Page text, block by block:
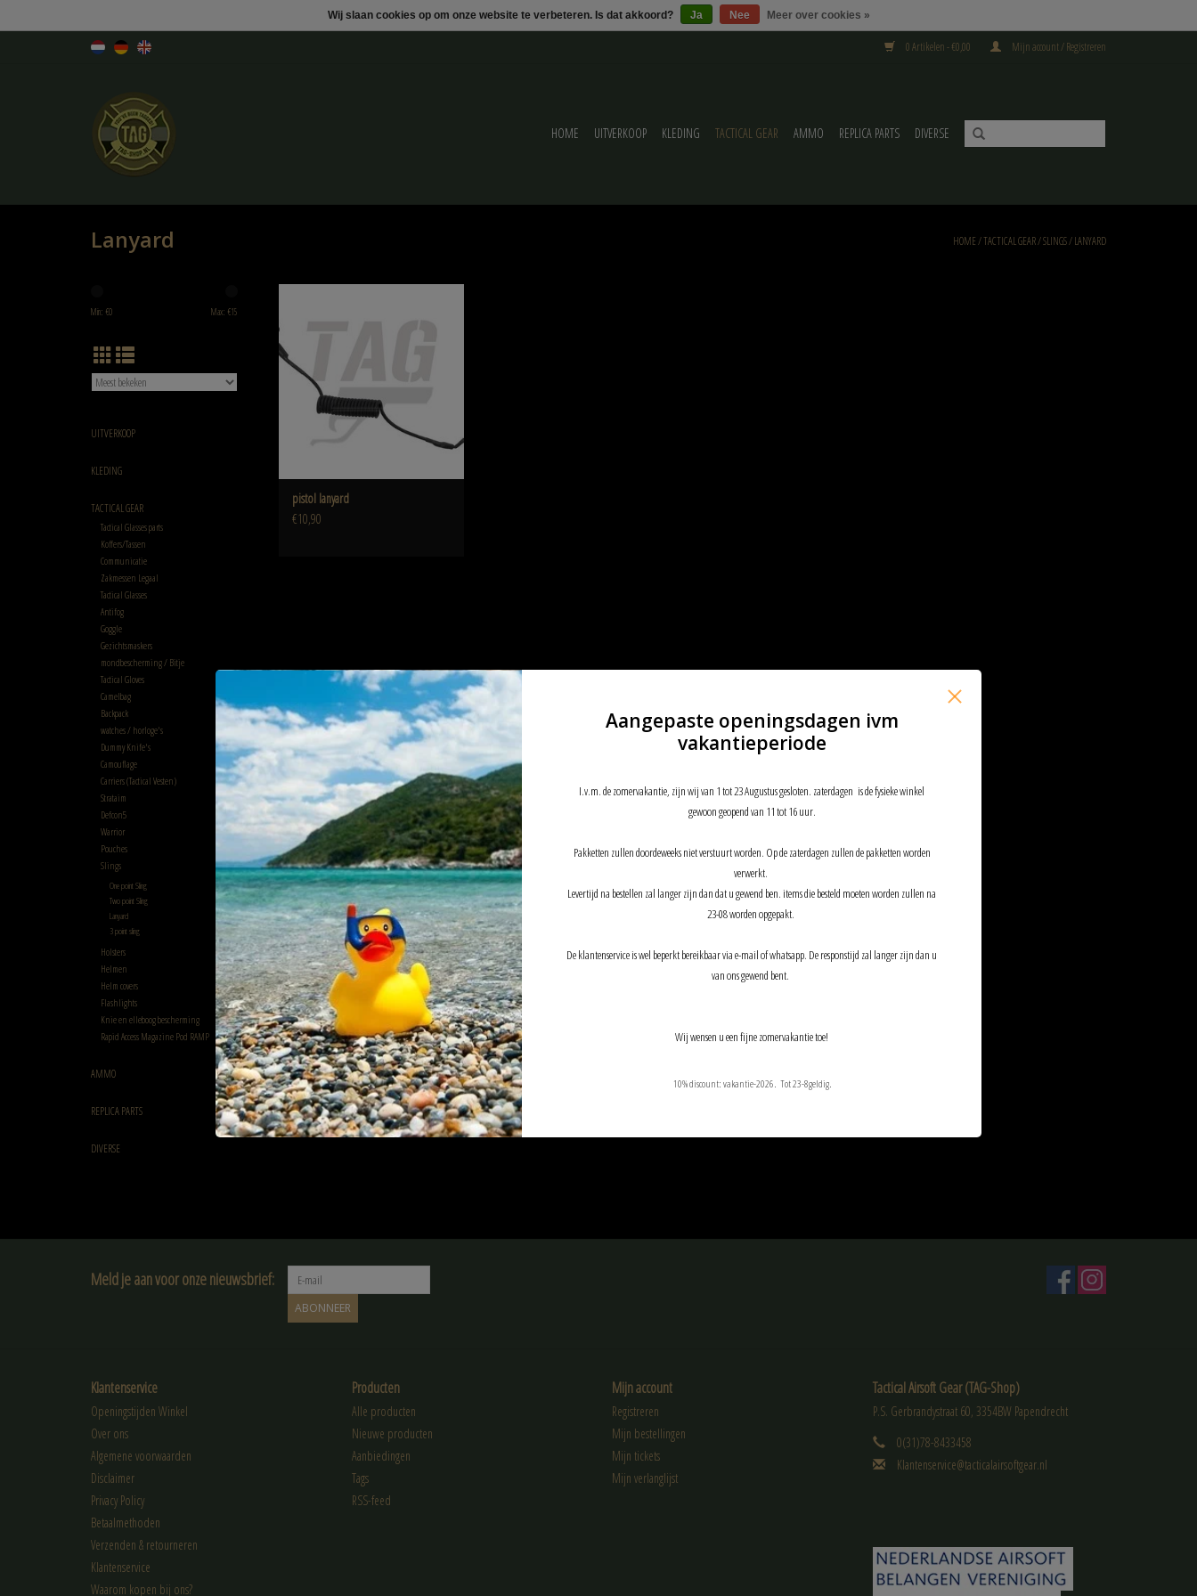
0 Artikelen - €0,00 Mijn account / Registreren
HOME UITVERKOOP KLEDING TACTICAL GEAR AMMO REPLICA PARTS DIVERSE
Lanyard HOME/TACTICAL GEAR/SLINGS/LANYARD
Min: €0 Max: €15
UITVERKOOP
KLEDING
TACTICAL GEAR
Tactical Glasses parts
Koffers/Tassen
Communicatie
Zakmessen Legaal
Tactical Glasses
Antifog
Goggle
Gezichtsmaskers
mondbescherming / Bitje
Tactical Gloves
Camelbag
Backpack
watches / horloge's
Dummy Knife's
Camouflage
Carriers (Tactical Vesten)
Strataim
Defcon5
Warrior
Pouches
Slings
One point Sling
Two point Sling
Lanyard
3 point sling
Holsters
Helmen
Helm covers
Flashlights
Knie en elleboog bescherming
Rapid Access Magazine Pod RAMP
AMMO
REPLICA PARTS
DIVERSE
pistol lanyard
€10,90
Meld je aan voor onze nieuwsbrief:
ABONNEER
Klantenservice
Openingstijden Winkel
Over ons
Algemene voorwaarden
Disclaimer
Privacy Policy
Betaalmethoden
Verzenden & retourneren
Klantenservice
Waarom kopen bij ons?
Producten
Alle producten
Nieuwe producten
Aanbiedingen
Tags
RSS-feed
Mijn account
Registreren
Mijn bestellingen
Mijn tickets
Mijn verlanglijst
Tactical Airsoft Gear (TAG-Shop)
P.S. Gerbrandystraat 60, 3354BW Papendrecht
0(31)78-8433458
Klantenservice@tacticalairsoftgear.nl
Wij slaan cookies op om onze website te verbeteren. Is dat akkoord? Ja Nee Meer over cookies »
Aangepaste openingsdagen ivm
vakantieperiode
I.v.m. de zomervakantie, zijn wij van 1 tot 23 Augustus gesloten. zaterdagen is de fysieke winkel
gewoon geopend van 11 tot 16 uur.
Pakketten zullen doordeweeks niet verstuurt worden. Op de zaterdagen zullen de pakketten worden
verwerkt.
Levertijd na bestellen zal langer zijn dan dat u gewend ben. items die besteld moeten worden zullen na
23-08 worden opgepakt.
De klantenservice is wel beperkt bereikbaar via e-mail of whatsapp. De responstijd zal langer zijn dan u
van ons gewend bent.
Wij wensen u een fijne zomervakantie toe!
10% discount: vakantie-2026. Tot 23-8geldig.